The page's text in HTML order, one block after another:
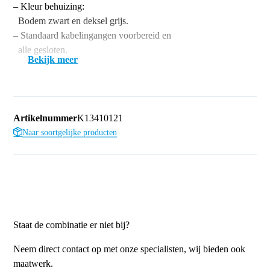
– Kleur behuizing:
Bodem zwart en deksel grijs.
– Standaard kabelingangen voorbereid en
alle gesloten.
Bekijk meer
ArtikelnummerK13410121
Naar soortgelijke producten
Staat de combinatie er niet bij?
Neem direct contact op met onze specialisten, wij bieden ook
maatwerk.